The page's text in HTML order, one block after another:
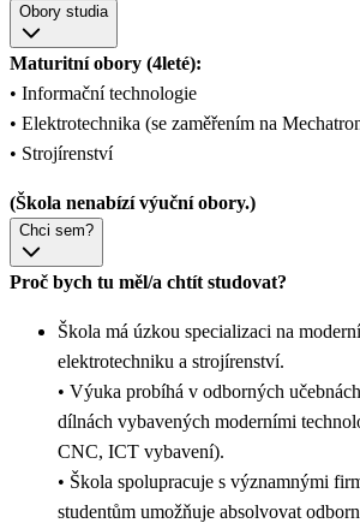
Obory studia
Maturitní obory (4leté):
• Informační technologie
• Elektrotechnika (se zaměřením na
• Strojírenství
(Škola nenabízí výuční obory.)
Chci sem?
Proč bych tu měl/a chtít studovat?
Škola má úzkou specializaci na
elektrotechniku a strojírenství.
• Výuka probíhá v odborných
dílnách vybavených moderními
CNC, ICT vybavení).
• Škola spolupracuje s významnými
studentům umožňuje absolvovat